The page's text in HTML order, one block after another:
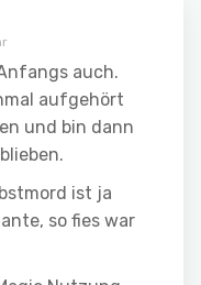
auch.
aufgehört
und bin dann
ist ja
so fies war